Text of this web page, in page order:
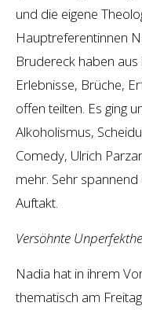
und die eigene
Hauptreferentinnen
Brudereck haben
Erlebnisse, Brüche,
offen teilten. Es ging
Alkoholismus,
Comedy, Ulrich
mehr. Sehr
Auftakt.
Versöhnte
Nadia hat in ihrem
thematisch am